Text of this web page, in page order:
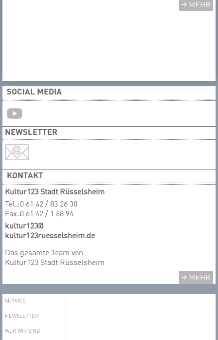
MEHR
SOCIAL MEDIA
NEWSLETTER
KONTAKT
Kultur123 Stadt Rüsselsheim
Tel.:0 61 42 / 83 26 30
Fax.:0 61 42 / 1 68 94
kultur123@
kultur123ruesselsheim.de
Das gesamte T​​​​​​​eam von
Kultur123 Stadt Rüsselsheim
MEHR
SERVICE
NEWSLETTER
WER WIR SIND